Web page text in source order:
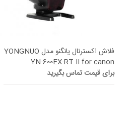
فلاش اکسترنال یانگنو مدل YONGNUO
YN-600EX-RT II for canon
برای قیمت تماس بگیرید